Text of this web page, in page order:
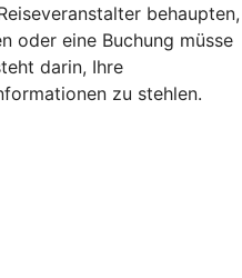
behaupten,
oder eine Buchung müsse
darin, Ihre
zu stehlen.